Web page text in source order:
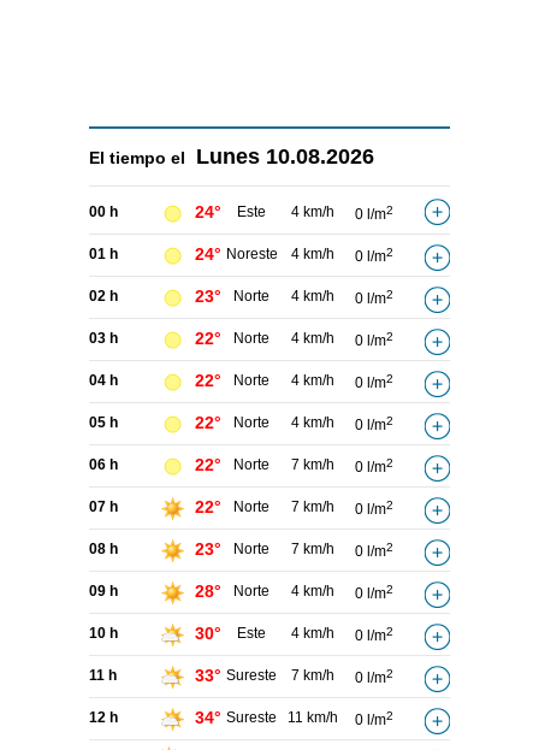
El tiempo el Lunes 10.08.2026
00 h 24° Este 4 km/h 0 l/m2
01 h 24° Noreste 4 km/h 0 l/m2
02 h 23° Norte 4 km/h 0 l/m2
03 h 22° Norte 4 km/h 0 l/m2
04 h 22° Norte 4 km/h 0 l/m2
05 h 22° Norte 4 km/h 0 l/m2
06 h 22° Norte 7 km/h 0 l/m2
07 h 22° Norte 7 km/h 0 l/m2
08 h 23° Norte 7 km/h 0 l/m2
09 h 28° Norte 4 km/h 0 l/m2
10 h 30° Este 4 km/h 0 l/m2
11 h 33° Sureste 7 km/h 0 l/m2
12 h 34° Sureste 11 km/h 0 l/m2